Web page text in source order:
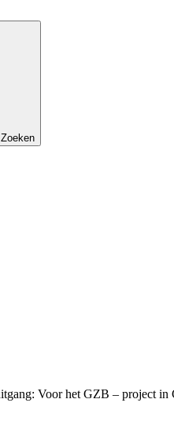
Zoeken
Voor het GZB – project in